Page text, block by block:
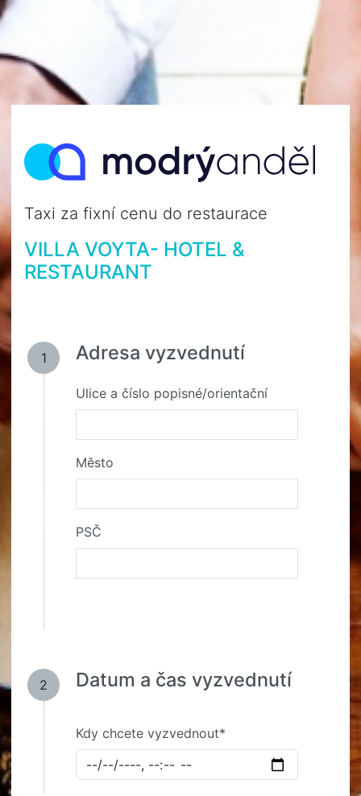
Taxi za fixní cenu do restaurace
VILLA VOYTA- HOTEL &
RESTAURANT
1 Adresa vyzvednutí
Ulice a číslo popisné/orientační
Město
PSČ
2 Datum a čas vyzvednutí
Kdy chcete vyzvednout*